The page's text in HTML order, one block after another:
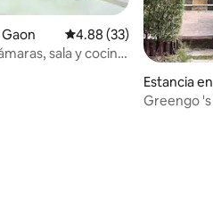
Calificación promedio:
4.88 (33)
sala y cocina
Estancia
Greengo